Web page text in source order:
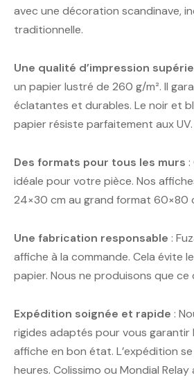
avec une décoration scandinave,
traditionnelle.
Une qualité d’impression
un papier lustré de 260 g/m². Il
éclatantes et durables. Le noir et
papier résiste parfaitement aux UV.
Des formats pour tous les murs
idéale pour votre pièce. Nos
24×30 cm au grand format 60×80
Une fabrication responsable :
affiche à la commande. Cela évite
papier. Nous ne produisons que ce
Expédition soignée et rapide :
rigides adaptés pour vous garantir
affiche en bon état. L’expédition
heures. Colissimo ou Mondial